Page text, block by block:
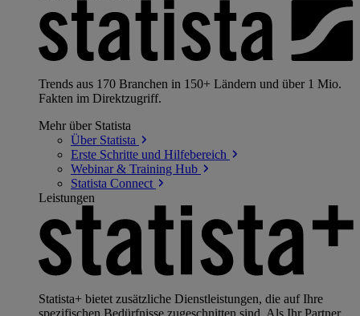
Trends aus 170 Branchen in 150+ Ländern und über 1 Mio.
Fakten im Direktzugriff.
Mehr über Statista
Über Statista
Erste Schritte und Hilfebereich
Webinar & Training Hub
Statista Connect
Leistungen
Statista+ bietet zusätzliche Dienstleistungen, die auf Ihre
spezifischen Bedürfnisse zugeschnitten sind. Als Ihr Partner